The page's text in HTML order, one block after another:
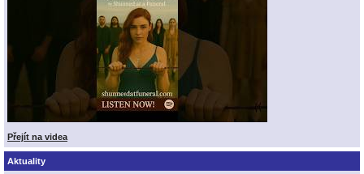
Přejít na videa
Aktuality